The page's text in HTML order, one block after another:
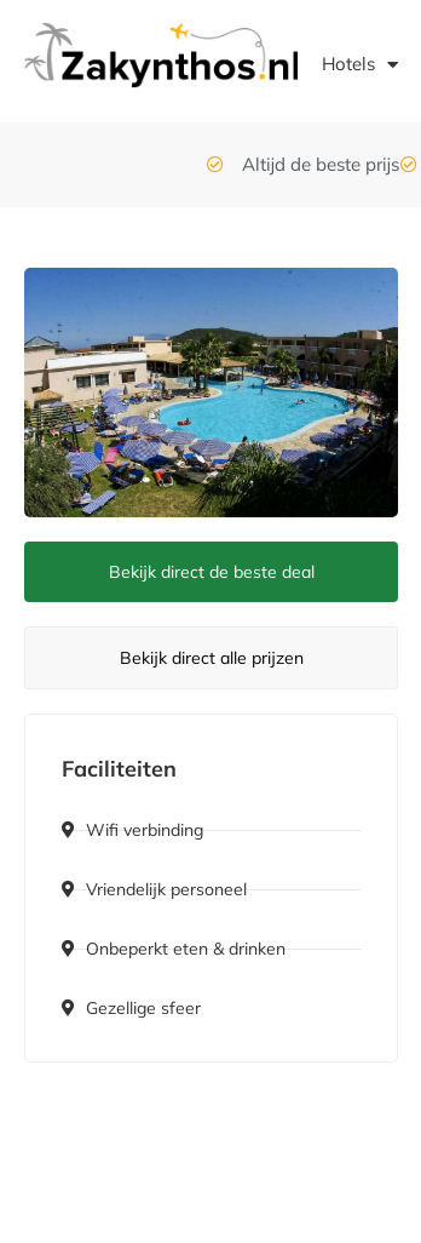
Hotels
Altijd de beste prijs
Bekijk direct de beste deal
Bekijk direct alle prijzen
Faciliteiten
Wifi verbinding
Vriendelijk personeel
Onbeperkt eten & drinken
Gezellige sfeer